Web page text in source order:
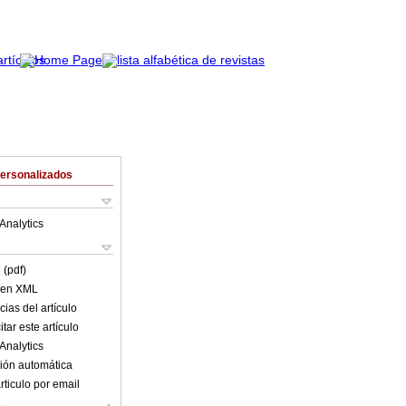
(pdf)
XML
del artículo
este artículo
automática
por email